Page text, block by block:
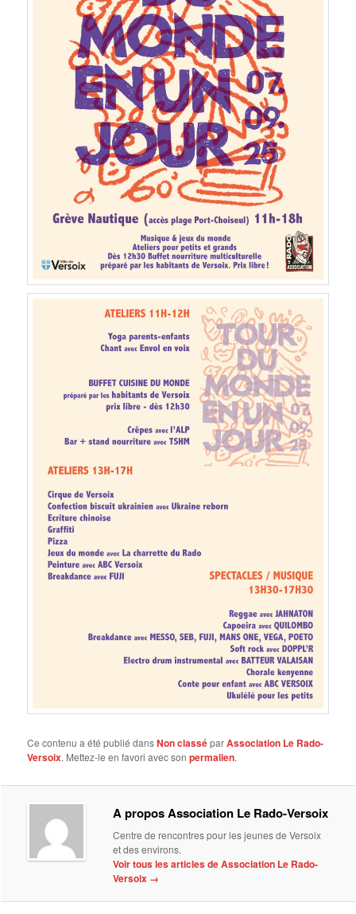
Ce contenu a été publié dansNon classéparAssociation Le Rado-
Versoix. Mettez-le en favori avec sonpermalien.
A propos Association Le Rado-Versoix
Centre de rencontres pour les jeunes de Versoix
et des environs.
Voir tous les articles de Association Le Rado-
Versoix →